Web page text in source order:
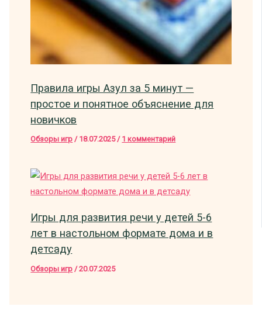
Правила игры Азул за 5 минут —
простое и понятное объяснение для
новичков
Обзоры игр / 18.07.2025/ 1 комментарий
Игры для развития речи у детей 5-6
лет в настольном формате дома и в
детсаду
Обзоры игр /20.07.2025